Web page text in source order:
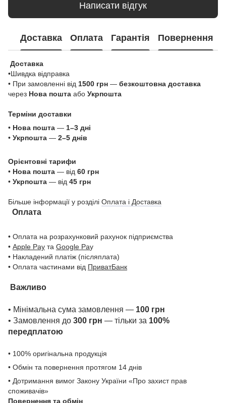
Написати відгук
Доставка Оплата Гарантія Повернення
Доставка
•Шивдка відправка
• При замовленні від 1500 грн — безкоштовна доставка
через Нова пошта або Укрпошта
Терміни доставки
• Нова пошта — 1–3 дні
• Укрпошта — 2–5 днів
Орієнтовні тарифи
• Нова пошта — від 60 грн
• Укрпошта — від 45 грн
Більше інформації у розділі Оплата і Доставка
Оплата
• Оплата на розрахунковий рахунок підприємства
• Apple Pay та Google Pay
• Накладений платіж (післяплата)
• Оплата частинами від ПриватБанк
Важливо
• Мінімальна сума замовлення — 100 грн
• Замовлення до 300 грн — тільки за 100%
передплатою
• 100% оригінальна продукція
• Обмін та повернення протягом 14 днів
• Дотримання вимог Закону України «Про захист прав
споживачів»
Повернення та обмін